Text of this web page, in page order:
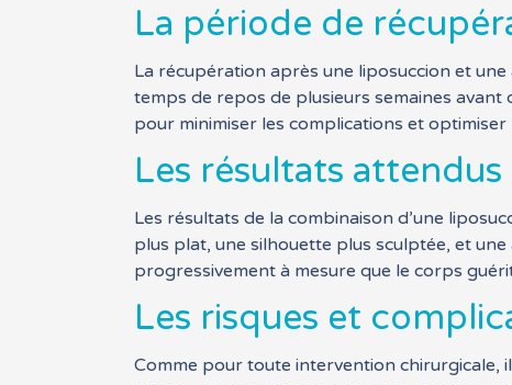
La période de
La récupération après une liposuccion et
temps de repos de plusieurs semaines
pour minimiser les complications et optimiser
Les résultats attendus
Les résultats de la combinaison d’une
plus plat, une silhouette plus sculptée, et
progressivement à mesure que le corps
Les risques et
Comme pour toute intervention chirurgicale,